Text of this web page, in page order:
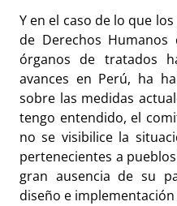
Y en el caso de lo que
de Derechos
órganos de tratados
avances en Perú, ha
sobre las medidas
tengo entendido, el
no se visibilice la
pertenecientes a
gran ausencia de su
diseño e